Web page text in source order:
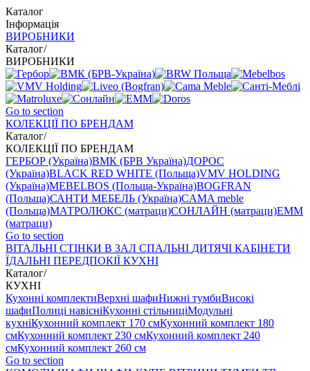
Каталог
Інформація
ВИРОБНИКИ
Каталог/
ВИРОБНИКИ
Go to section
КОЛЕКЦІЇ ПО БРЕНДАМ
Каталог/
КОЛЕКЦІЇ ПО БРЕНДАМ
ГЕРБОР (Україна)ВМК (БРВ Україна)ДОРОС
(Україна)BLACK RED WHITE (Польща)VMV HOLDING
(Україна)MEBELBOS (Польща-Україна)BOGFRAN
(Польща)САНТИ МЕБЕЛЬ (Україна)CAMA meble
(Польща)МАТРОЛЮКС (матраци)СОНЛАЙН (матраци)EMM
(матраци)
Go to section
ВIТАЛЬНI СТІНКИ В ЗАЛ СПАЛЬНІ ДИТЯЧІ КАБІНЕТИ
ЇДАЛЬНI ПЕРЕДПОКІЇ КУХНІ
Каталог/
КУХНІ
Кухонні комплектиВерхні шафиНижні тумбиВисокі
шафиПолиці навісніКухонні стільниціМодульні
кухніКухонний комплект 170 смКухонний комплект 180
смКухонний комплект 230 смКухонний комплект 240
смКухонний комплект 260 см
Go to section